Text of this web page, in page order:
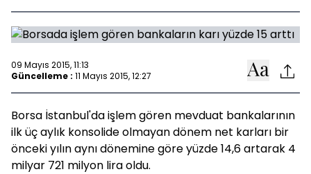
09 Mayıs 2015, 11:13
Güncelleme : 11 Mayıs 2015, 12:27
Borsa İstanbul'da işlem gören mevduat bankalarının
ilk üç aylık konsolide olmayan dönem net karları bir
önceki yılın aynı dönemine göre yüzde 14,6 artarak 4
milyar 721 milyon lira oldu.